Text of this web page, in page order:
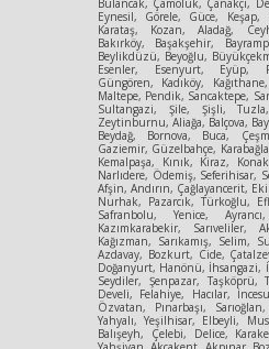
Bulancak, Çamoluk, Çanakçı,
Eynesil, Görele, Güce, Keşap,
Karataş, Kozan, Aladağ,
Bakırköy, Başakşehir,
Beylikdüzü, Beyoğlu,
Esenler, Esenyurt, Eyüp,
Güngören, Kadıköy,
Maltepe, Pendik, Sancaktepe,
Sultangazi, Şile, Şişli,
Zeytinburnu, Aliağa, Balçova,
Beydağ, Bornova, Buca,
Gaziemir, Güzelbahçe,
Kemalpaşa, Kınık, Kiraz,
Narlıdere, Ödemiş, Seferihisar,
Afşin, Andırın, Çağlayancerit,
Nurhak, Pazarcık, Türkoğlu,
Safranbolu, Yenice,
Kazımkarabekir, Sarıveliler,
Kağızman, Sarıkamış, Selim,
Azdavay, Bozkurt, Cide,
Doğanyurt, Hanönü, İhsangazi,
Seydiler, Şenpazar, Taşköprü,
Develi, Felahiye, Hacılar,
Özvatan, Pınarbaşı,
Yahyalı, Yeşilhisar, Elbeyli,
Balışeyh, Çelebi, Delice,